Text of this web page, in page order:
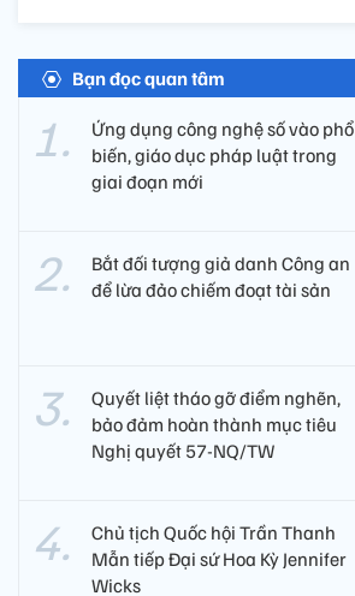
Bạn đọc quan tâm
Ứng dụng công nghệ số vào phổ
biến, giáo dục pháp luật trong
giai đoạn mới
Bắt đối tượng giả danh Công an
để lừa đảo chiếm đoạt tài sản
Quyết liệt tháo gỡ điểm nghẽn,
bảo đảm hoàn thành mục tiêu
Nghị quyết 57-NQ/TW
Chủ tịch Quốc hội Trần Thanh
Mẫn tiếp Đại sứ Hoa Kỳ Jennifer
Wicks